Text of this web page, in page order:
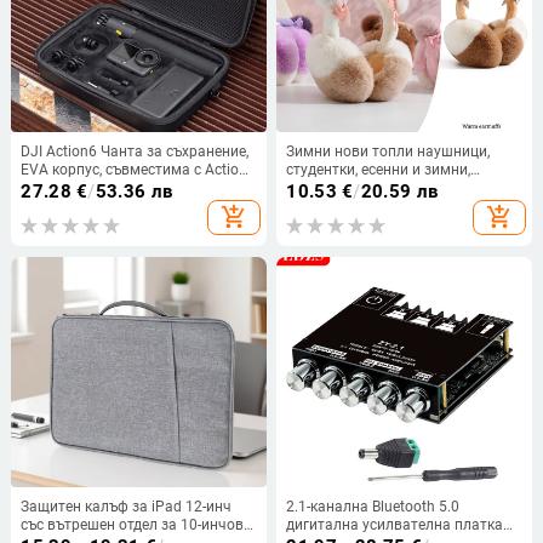
DJI Action6 Чанта за съхранение,
EVA корпус, съвместима с Action6
и серия Action5Pro/4/3,
27.28 €/53.36 лв
add_shopping_cart
Зимни нови топли наушници,
студентки, есенни и зимни,
пътуващи до работа, всички
удебелени, топли, плюшени,
10.53 €/20.59 лв
add_shopping_cart
Защитен калъф за iPad 12-инч
със вътрешен отдел за 10-инчови
2.1-канална Bluetooth 5.0
дигитална усилвателна платка